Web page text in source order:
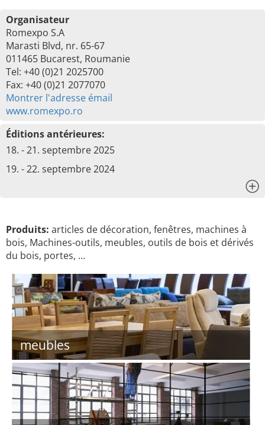
Organisateur
Romexpo S.A
Marasti Blvd, nr. 65-67
011465 Bucarest, Roumanie
Tel: +40 (0)21 2025700
Fax: +40 (0)21 2077070
Montrer l'adresse émail
www.romexpo.ro
Éditions antérieures:
18. - 21. septembre 2025
19. - 22. septembre 2024
Produits: articles de décoration, fenêtres, machines à
bois, Machines-outils, meubles, outils de bois et dérivés
du bois, portes, …
meubles